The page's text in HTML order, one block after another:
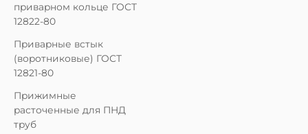
приварном кольце ГОСТ
12822-80
Приварные встык
(воротниковые) ГОСТ
12821-80
Прижимные
расточенные для ПНД
труб